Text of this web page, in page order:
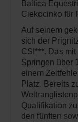
Baltica
Ciekocinko für
Auf seinem
sich der
CSI***. Das
Springen über
einem
Platz. Bereits
Qualifikation
den fünften